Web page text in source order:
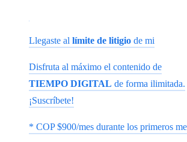
Llegaste al límite de litigio de mi
Disfruta al máximo el contenido de
TIEMPO DIGITAL de forma ilimitada.
¡Suscríbete!
* COP $900/mes durante los primeros